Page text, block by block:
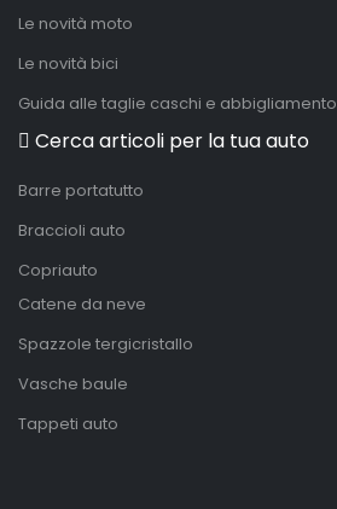
Le novità moto
Le novità bici
Guida alle taglie caschi e abbigliamento
Cerca articoli per la tua auto
Barre portatutto
Braccioli auto
Copriauto
Catene da neve
Spazzole tergicristallo
Vasche baule
Tappeti auto